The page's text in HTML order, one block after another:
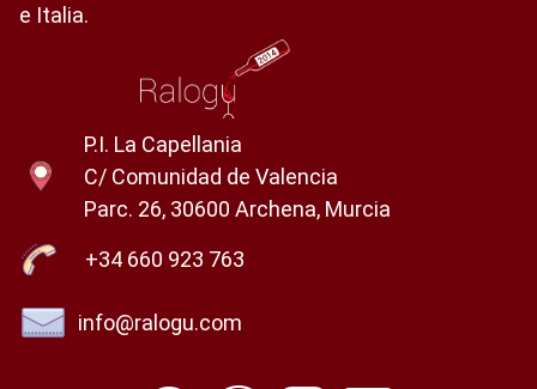
e Italia.
P.I. La Capellania
C/ Comunidad de Valencia
Parc. 26, 30600 Archena, Murcia
+34 660 923 763
info@ralogu.com